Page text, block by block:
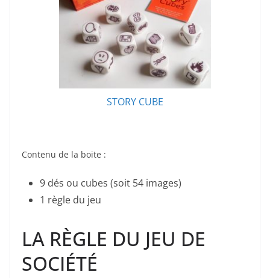
STORY CUBE
Contenu de la boite :
9 dés ou cubes (soit 54 images)
1 règle du jeu
LA RÈGLE DU JEU DE
SOCIÉTÉ